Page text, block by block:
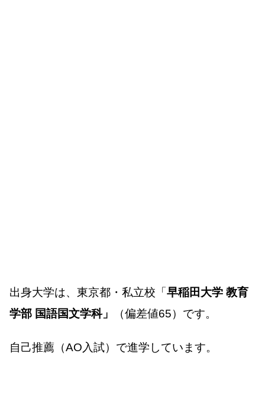
出身大学は、東京都・私立校「 早稲田大学 教育
学部 国語国文学科」
（偏差値65）です。
自己推薦（AO入試）で進学しています。